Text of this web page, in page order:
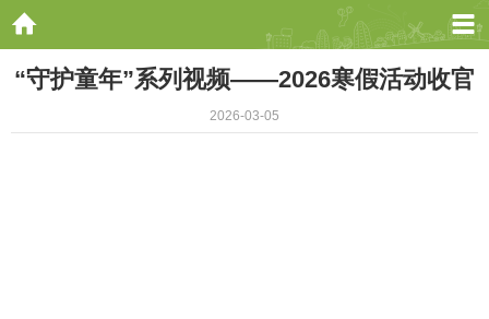
“守护童年”系列视频——2026寒假活动收官
2026-03-05